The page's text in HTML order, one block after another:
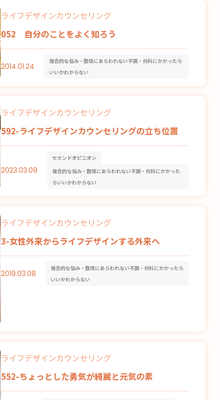
ライフデザインカウンセリング
052 自分のことをよく知ろう
2014.01.24
複合的な悩み・数値にあらわれない不調・何科にかかったら
いいかわからない
ライフデザインカウンセリング
592-ライフデザインカウンセリングの立ち位置
2023.03.09
セカンドオピニオン
複合的な悩み・数値にあらわれない不調・何科にかかった
らいいかわからない
ライフデザインカウンセリング
3-女性外来からライフデザインする外来へ
2019.03.08
複合的な悩み・数値にあらわれない不調・何科にかかったら
いいかわからない
ライフデザインカウンセリング
552-ちょっとした勇気が綺麗と元気の素